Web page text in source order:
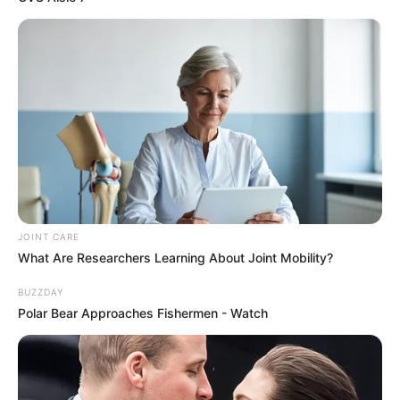
sobre a primeira camada. Deixe a vela secar por
cerca de 10 horas e desenforme.
JOINT CARE
What Are Researchers Learning About Joint Mobility?
BUZZDAY
Polar Bear Approaches Fishermen - Watch